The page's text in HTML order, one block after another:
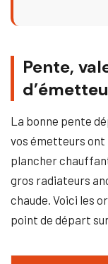
Pente,
La bonne pente
vos émetteurs ont
plancher
gros radiateurs
chaude. Voici les
point de départ